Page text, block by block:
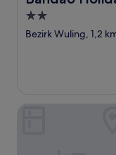
2.0-
Sterne-
Bezirk Wuling, 1,2
Jinlong Yufeng